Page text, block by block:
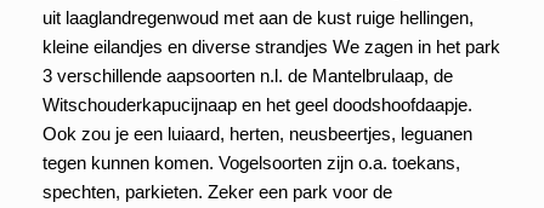
uit laaglandregenwoud met aan de kust ruige hellingen,
kleine eilandjes en diverse strandjes We zagen in het park
3 verschillende aapsoorten n.l. de Mantelbrulaap, de
Witschouderkapucijnaap en het geel doodshoofdaapje.
Ook zou je een luiaard, herten, neusbeertjes, leguanen
tegen kunnen komen. Vogelsoorten zijn o.a. toekans,
spechten, parkieten. Zeker een park voor de